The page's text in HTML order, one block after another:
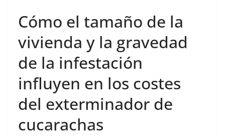
Cómo el tamaño de la
vivienda y la gravedad
de la infestación
influyen en los costes
del exterminador de
cucarachas